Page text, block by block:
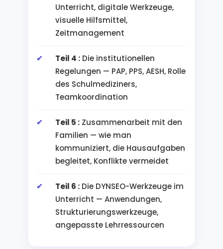
Unterricht, digitale Werkzeuge,
visuelle Hilfsmittel,
Zeitmanagement
Teil 4 :Die institutionellen
Regelungen — PAP, PPS, AESH, Rolle
des Schulmediziners,
Teamkoordination
Teil 5 :Zusammenarbeit mit den
Familien — wie man
kommuniziert, die Hausaufgaben
begleitet, Konflikte vermeidet
Teil 6 :Die DYNSEO-Werkzeuge im
Unterricht — Anwendungen,
Strukturierungswerkzeuge,
angepasste Lehrressourcen